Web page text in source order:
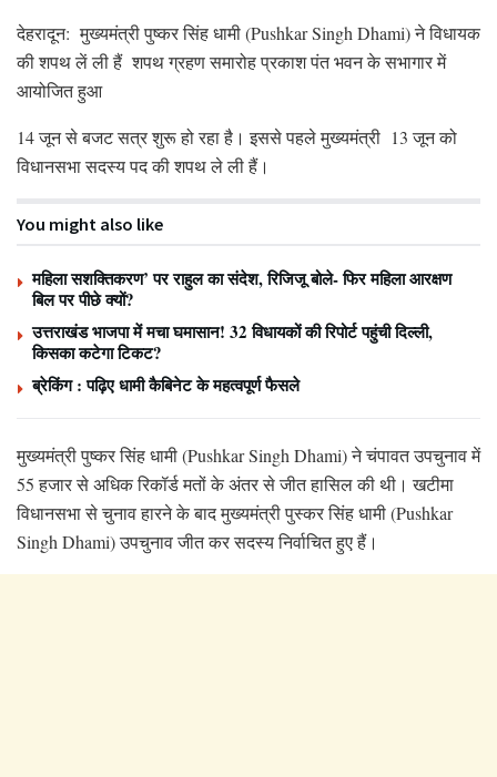
देहरादून: मुख्यमंत्री पुष्कर सिंह धामी (Pushkar Singh Dhami) ने विधायक
की शपथ लें ली हैं शपथ ग्रहण समारोह प्रकाश पंत भवन के सभागार में
आयोजित हुआ
14 जून से बजट सत्र शुरू हो रहा है। इससे पहले मुख्यमंत्री 13 जून को
विधानसभा सदस्य पद की शपथ ले ली हैं।
You might also like
महिला सशक्तिकरण’ पर राहुल का संदेश, रिजिजू बोले- फिर महिला आरक्षण
बिल पर पीछे क्यों?
उत्तराखंड भाजपा में मचा घमासान! 32 विधायकों की रिपोर्ट पहुंची दिल्ली,
किसका कटेगा टिकट?
ब्रेकिंग : पढ़िए धामी कैबिनेट के महत्वपूर्ण फैसले
मुख्यमंत्री पुष्कर सिंह धामी (Pushkar Singh Dhami) ने चंपावत उपचुनाव में
55 हजार से अधिक रिकॉर्ड मतों के अंतर से जीत हासिल की थी। खटीमा
विधानसभा से चुनाव हारने के बाद मुख्यमंत्री पुस्कर सिंह धामी (Pushkar
Singh Dhami) उपचुनाव जीत कर सदस्य निर्वाचित हुए हैं।